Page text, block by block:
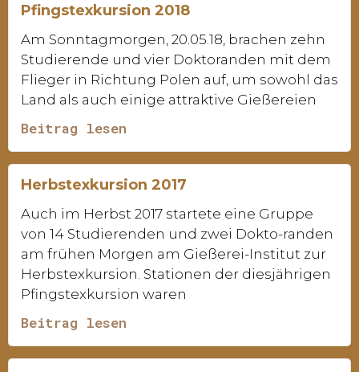
Pfingstexkursion 2018
Am Sonntagmorgen, 20.05.18, brachen zehn
Studierende und vier Doktoranden mit dem
Flieger in Richtung Polen auf, um sowohl das
Land als auch einige attraktive Gießereien
Beitrag lesen
Herbstexkursion 2017
Auch im Herbst 2017 startete eine Gruppe
von 14 Studierenden und zwei Dokto-randen
am frühen Morgen am Gießerei-Institut zur
Herbstexkursion. Stationen der diesjährigen
Pfingstexkursion waren
Beitrag lesen